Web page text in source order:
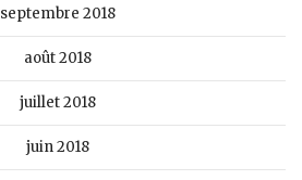
septembre 2018
août 2018
juillet 2018
juin 2018